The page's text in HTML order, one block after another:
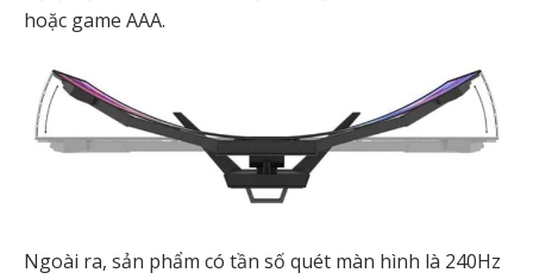
hoặc game AAA.
Ngoài ra, sản phẩm có tần số quét màn hình là 240Hz